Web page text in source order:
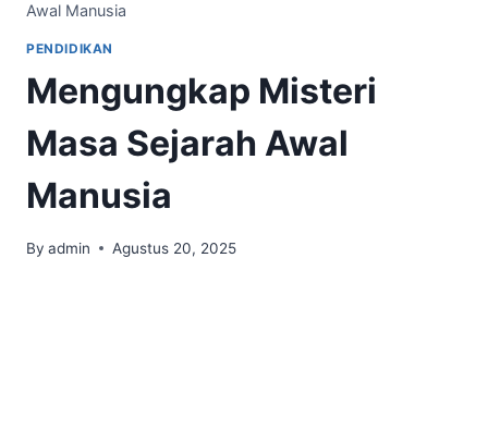
Awal Manusia
PENDIDIKAN
Mengungkap Misteri
Masa Sejarah Awal
Manusia
By admin Agustus 20, 2025